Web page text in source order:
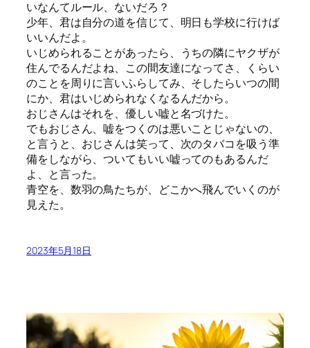
いなんてルール、ないだろ？
少年、君は自分の道を信じて、明日も学校に行けば
いいんだよ。
いじめられることがあったら、うちの隣にヤクザが
住んでるんだよね、この間友達になってさ、くらい
のことを周りに言いふらしてみ、そしたらいつの間
にか、君はいじめられなくなるんだから。
おじさんはそれを、優しい嘘と名づけた。
でもおじさん、嘘をつくのは悪いことじゃないの、
と言うと、おじさんは笑って、次のタバコを吸う準
備をしながら、ついてもいい嘘ってのもあるんだ
よ、と言った。
青空を、数羽の鳥たちが、どこかへ飛んでいくのが
見えた。
2023年5月18日